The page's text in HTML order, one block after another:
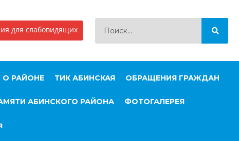
для слабовидящих
О РАЙОНЕ ТИК АБИНСКАЯ ОБРАЩЕНИЯ ГРАЖДАН
АБИНСКОГО РАЙОНА ФОТОГАЛЕРЕЯ